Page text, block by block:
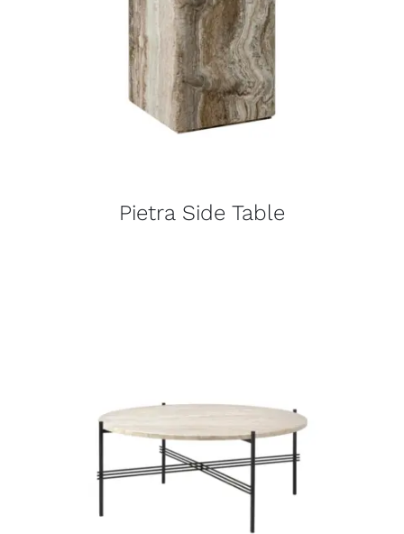
Pietra Side Table